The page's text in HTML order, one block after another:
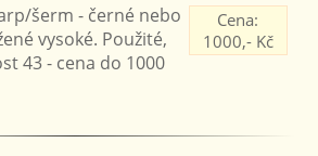
Cena:
1000,- Kč
šerm - černé nebo
vysoké. Použité,
43 - cena do 1000